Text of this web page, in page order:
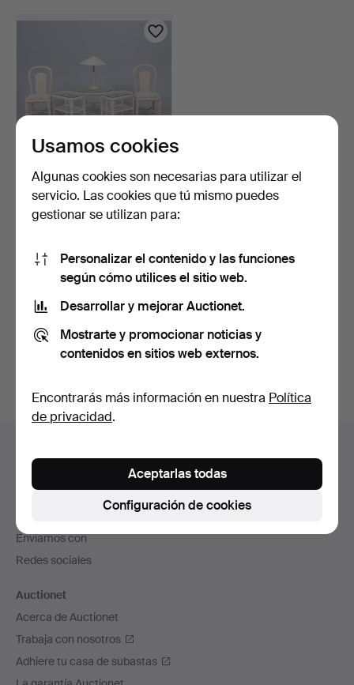
curso
MUEBLES DE MIMBRE, 2
sillas, 3 mesas (2+1)…
2 días
106 USD
También puedes buscar ennuestro archivo de
subastas concluidas.
en
de
página
Contacta con el servicio de atención al cliente
Todas las casas de subastas
Enviamos con
Redes sociales
Auctionet
Acerca de Auctionet
Trabaja con nosotros
Adhiere tu casa de subastas
Usamos cookies
Algunas cookies son necesarias para utilizar el
servicio. Las cookies que tú mismo puedes
gestionar se utilizan para:
Personalizar el contenido y las funciones
según cómo utilices el sitio web.
Desarrollar y mejorar Auctionet.
Mostrarte y promocionar noticias y
contenidos en sitios web externos.
Encontrarás más información en nuestra Política
de privacidad.
Configuración de cookies
Aceptarlas todas